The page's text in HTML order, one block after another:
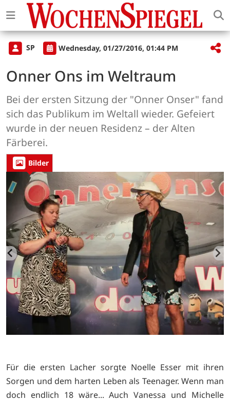
SP Wednesday, 01/27/2016, 01:44 PM
Onner Ons im Weltraum
Bei der ersten Sitzung der "Onner Onser" fand
sich das Publikum im Weltall wieder. Gefeiert
wurde in der neuen Residenz – der Alten
Färberei.
Bilder
Für die ersten Lacher sorgte Noelle Esser mit ihren
Sorgen und dem harten Leben als Teenager. Wenn man
doch endlich 18 wäre... Auch Vanessa und Michelle